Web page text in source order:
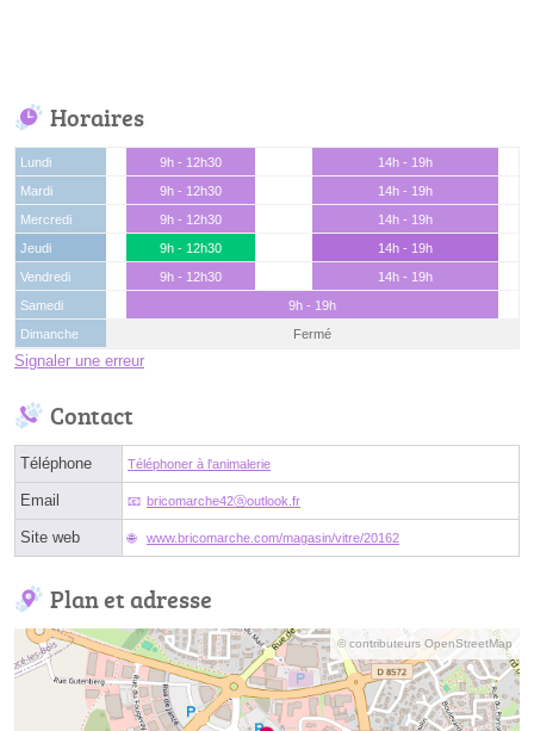
Horaires
Lundi 9h - 12h30
14h - 19h
Mardi
9h - 12h30
14h - 19h
Mercredi
9h - 12h30
14h - 19h
Jeudi
9h - 12h30
14h - 19h
Vendredi
9h - 12h30
14h - 19h
Samedi
9h - 19h
Dimanche
Fermé
Signaler une erreur
Contact
Téléphone Téléphoner à l'animalerie
Email bricomarche42ⓐoutlook.fr
Site web www.bricomarche.com/magasin/vitre/20162
Plan et adresse
© contributeurs OpenStreetMap